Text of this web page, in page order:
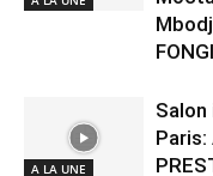
A LA UNE
Paris: